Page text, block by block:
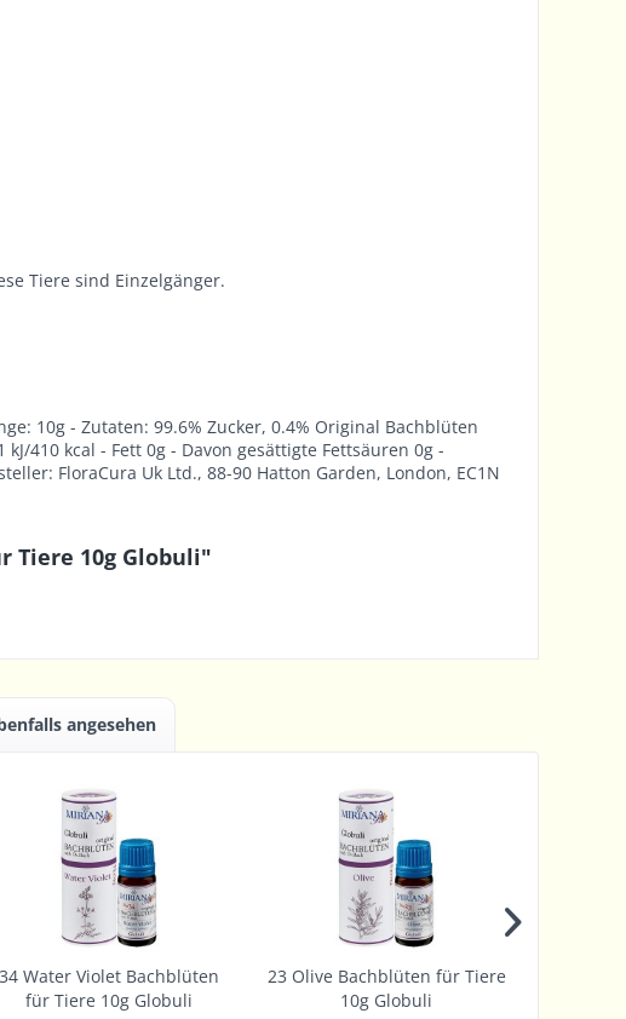
Tiere sind Einzelgänger.
10g - Zutaten: 99.6% Zucker, 0.4% Original Bachblüten
410 kcal - Fett 0g - Davon gesättigte Fettsäuren 0g -
FloraCura Uk Ltd., 88-90 Hatton Garden, London, EC1N
Tiere 10g Globuli"
angesehen
34 Water Violet Bachblüten
für Tiere 10g Globuli
23 Olive Bachblüten für Tiere
10g Globuli